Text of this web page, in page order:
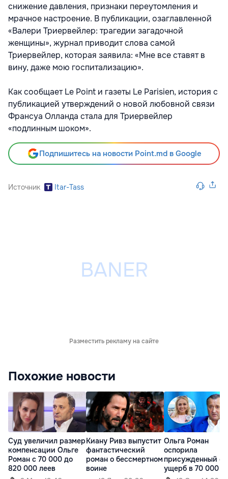
снижение давления, признаки переутомления и
мрачное настроение. В публикации, озаглавленной
«Валери Триервейлер: трагедии загадочной
женщины», журнал приводит слова самой
Триервейлер, которая заявила: «Мне все ставят в
вину, даже мою госпитализацию».
Как сообщает Le Point и газеты Le Parisien, история с
публикацией утверждений о новой любовной связи
Франсуа Олланда стала для Триервейлер
«подлинным шоком».
Подпишитесь на новости Point.md в Google
Источник Itar-Tass
Разместить рекламу на сайте
Похожие новости
Суд увеличил размер
компенсации Ольге
Роман с 70 000 до
820 000 леев
Киану Ривз выпустит
фантастический
роман о бессмертном
воине
Ольга Роман
оспорила
присужденный ей
ущерб в 70 000